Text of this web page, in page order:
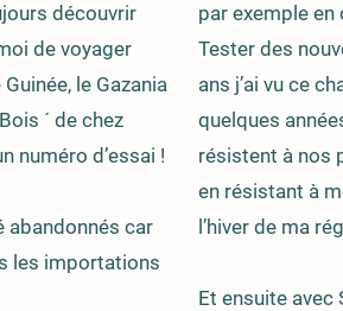
découvrir
de voyager
le Gazania
´ de chez
numéro d’essai !
abandonnés car
les importations
par exemple en
Tester des
ans j’ai vu ce
quelques
résistent à nos
en résistant à
l’hiver de ma
Et ensuite avec